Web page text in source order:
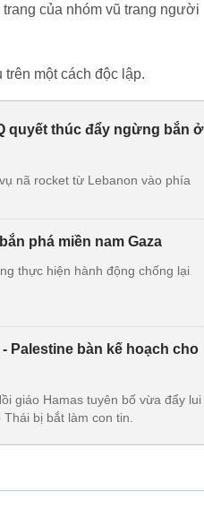
của nhóm vũ trang người
một cách độc lập.
quyết thúc đẩy ngừng bắn ở
nã rocket từ Lebanon vào phía
phá miền nam Gaza
thực hiện hành động chống lại
Palestine bàn kế hoạch cho
giáo Hamas tuyên bố vừa đẩy lui
bị bắt làm con tin.